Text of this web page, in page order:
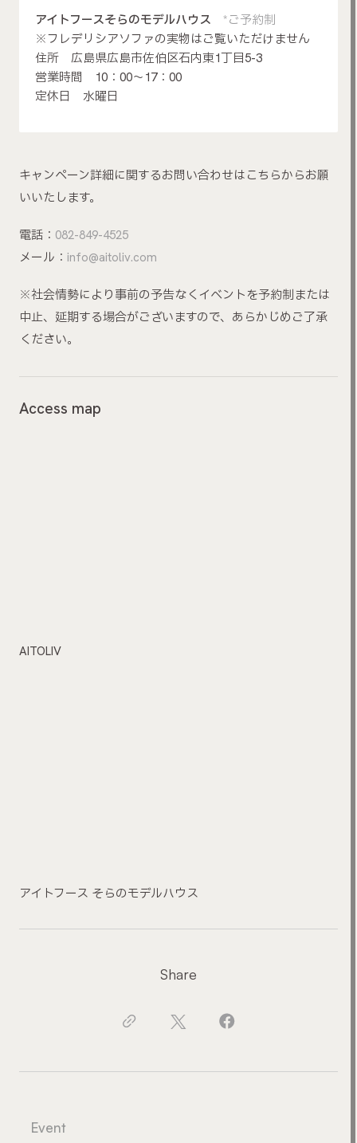
アイトフースそらのモデルハウス *ご予約制
※フレデリシアソファの実物はご覧いただけません
住所 広島県広島市佐伯区石内東1丁目5-3
営業時間 10：00～17：00
定休日 水曜日
キャンペーン詳細に関するお問い合わせはこちらからお願
いいたします。
電話： 082-849-4525
メール： info@aitoliv.com
※社会情勢により事前の予告なくイベントを予約制または
中止、延期する場合がございますので、あらかじめご了承
ください。
Access map
AITOLIV
アイトフース そらのモデルハウス
Share
Event